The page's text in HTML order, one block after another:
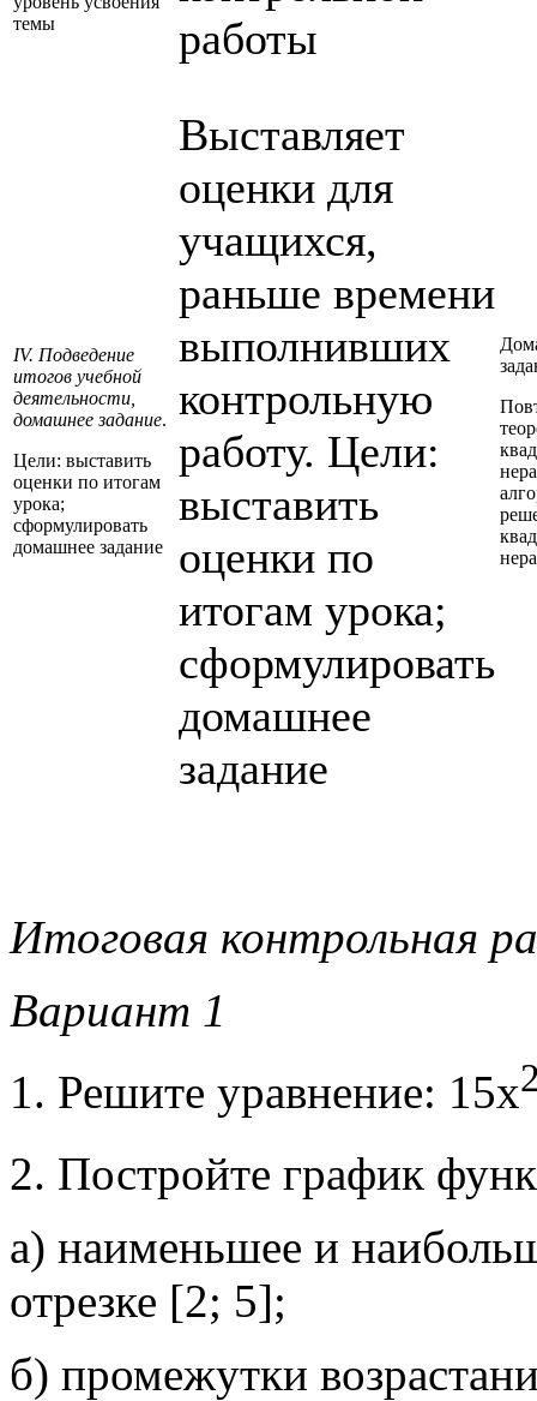
темы
работы
IV. Подведение
итогов учебной
деятельности,
домашнее задание.
Цели: выставить
оценки по итогам
урока;
сформулировать
домашнее задание
Выставляет
оценки для
учащихся,
раньше времени
выполнивших
контрольную
работу. Цели:
выставить
оценки по
итогам урока;
сформулировать
домашнее
задание
Итоговая контрольная
Вариант 1
1. Решите уравнение: 15х
2. Постройте график
а) наименьшее и
отрезке [2; 5];
б) промежутки